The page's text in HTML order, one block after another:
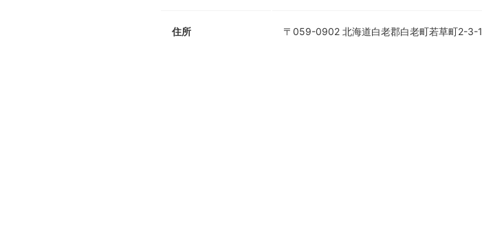
住所 〒059-0902 北海道白老郡白老町若草町2-3-1